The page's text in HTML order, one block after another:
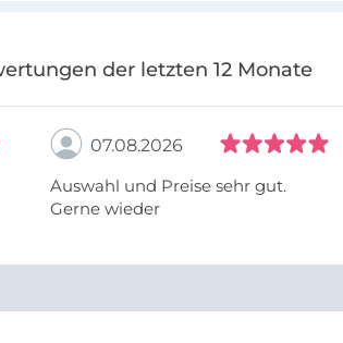
der letzten 12 Monate
07.08.2026
Auswahl und Preise sehr gut.
Gerne wieder